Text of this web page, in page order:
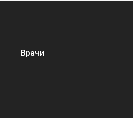
Врачи